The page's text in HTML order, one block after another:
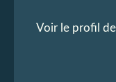
Voir le profil de